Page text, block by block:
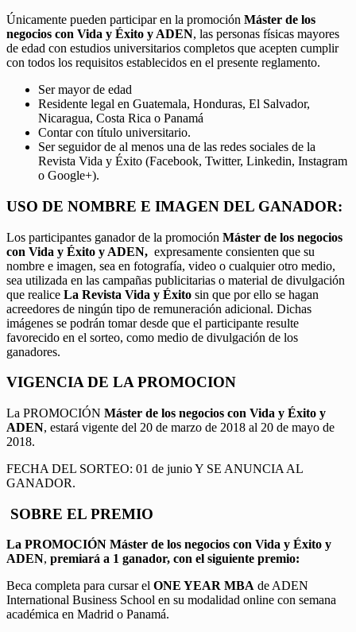
Únicamente pueden participar en la promoción Máster de los
negocios con Vida y Éxito y ADEN, las personas físicas mayores
de edad con estudios universitarios completos que acepten cumplir
con todos los requisitos establecidos en el presente reglamento.
Ser mayor de edad
Residente legal en Guatemala, Honduras, El Salvador,
Nicaragua, Costa Rica o Panamá
Contar con título universitario.
Ser seguidor de al menos una de las redes sociales de la
Revista Vida y Éxito (Facebook, Twitter, Linkedin, Instagram
o Google+).
USO DE NOMBRE E IMAGEN DEL GANADOR:
Los participantes ganador de la promoción Máster de los negocios
con Vida y Éxito y ADEN, expresamente consienten que su
nombre e imagen, sea en fotografía, video o cualquier otro medio,
sea utilizada en las campañas publicitarias o material de divulgación
que realice La Revista Vida y Éxito sin que por ello se hagan
acreedores de ningún tipo de remuneración adicional. Dichas
imágenes se podrán tomar desde que el participante resulte
favorecido en el sorteo, como medio de divulgación de los
ganadores.
VIGENCIA DE LA PROMOCION
La PROMOCIÓN Máster de los negocios con Vida y Éxito y
ADEN, estará vigente del 20 de marzo de 2018 al 20 de mayo de
2018.
FECHA DEL SORTEO: 01 de junio Y SE ANUNCIA AL
GANADOR.
SOBRE EL PREMIO
La PROMOCIÓN Máster de los negocios con Vida y Éxito y
ADEN, premiará a 1 ganador, con el siguiente premio:
Beca completa para cursar el ONE YEAR MBA de ADEN
International Business School en su modalidad online con semana
académica en Madrid o Panamá.